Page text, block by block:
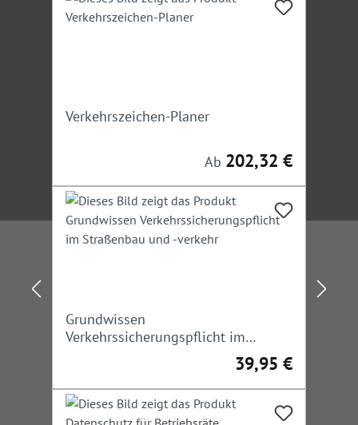
ehemaliger Leiter des Referats Verkehr beim
Verkehrszeichen-Planer
Regulärer Preis:
Ab 202,32 €
Grundwissen
Verkehrssicherungspflicht im
Regulärer Preis:
39,95 €